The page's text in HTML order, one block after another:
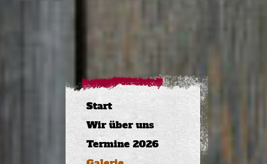
Start
Wir über uns
Termine 2026